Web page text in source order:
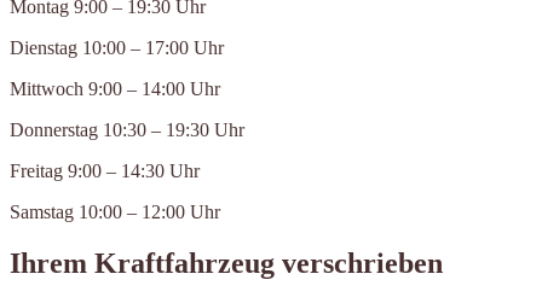
Montag 9:00 – 19:30 Uhr
Dienstag 10:00 – 17:00 Uhr
Mittwoch 9:00 – 14:00 Uhr
Donnerstag 10:30 – 19:30 Uhr
Freitag 9:00 – 14:30 Uhr
Samstag 10:00 – 12:00 Uhr
Ihrem Kraftfahrzeug verschrieben